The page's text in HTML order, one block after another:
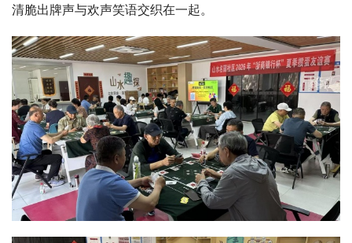
清脆出牌声与欢声笑语交织在一起。